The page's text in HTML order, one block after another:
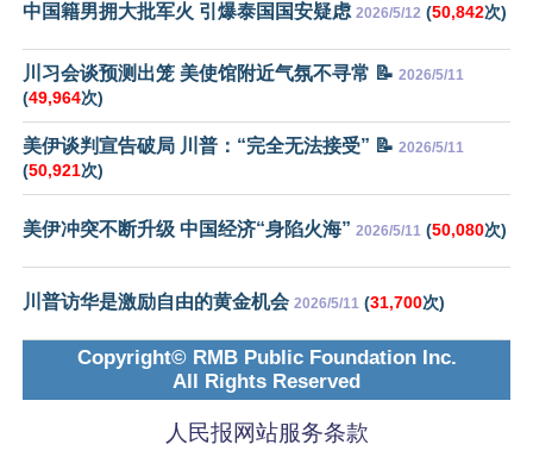
中国籍男拥大批军火 引爆泰国国安疑虑 2026/5/12 (50,842次)
川习会谈预测出笼 美使馆附近气氛不寻常 📝 2026/5/11
(49,964次)
美伊谈判宣告破局 川普：“完全无法接受” 📝 2026/5/11
(50,921次)
美伊冲突不断升级 中国经济“身陷火海” 2026/5/11 (50,080次)
川普访华是激励自由的黄金机会 2026/5/11 (31,700次)
Copyright© RMB Public Foundation Inc.
All Rights Reserved
人民报网站服务条款